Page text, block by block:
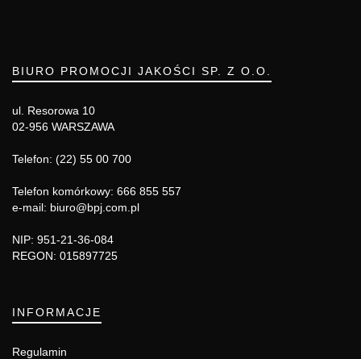
BIURO PROMOCJI JAKOŚCI SP. Z O.O.
ul. Resorowa 10
02-956 WARSZAWA
Telefon: (22) 55 00 700
Telefon komórkowy: 666 855 557
e-mail: biuro@bpj.com.pl
NIP: 951-21-36-084
REGON: 015897725
INFORMACJE
Regulamin